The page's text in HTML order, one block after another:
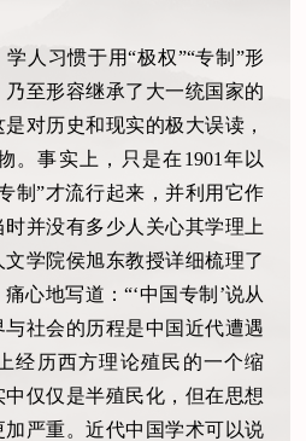
人习惯于用“极权”“专制”形
至形容继承了大一统国家的
对历史和现实的极大误读，
。事实上，只是在1901年以
制”才流行起来，并利用它作
并没有多少人关心其学理上
学院侯旭东教授详细梳理了
心地写道：“‘中国专制’说从
社会的历程是中国近代遭遇
经历西方理论殖民的一个缩
仅仅是半殖民化，但在思想
严重。近代中国学术可以说